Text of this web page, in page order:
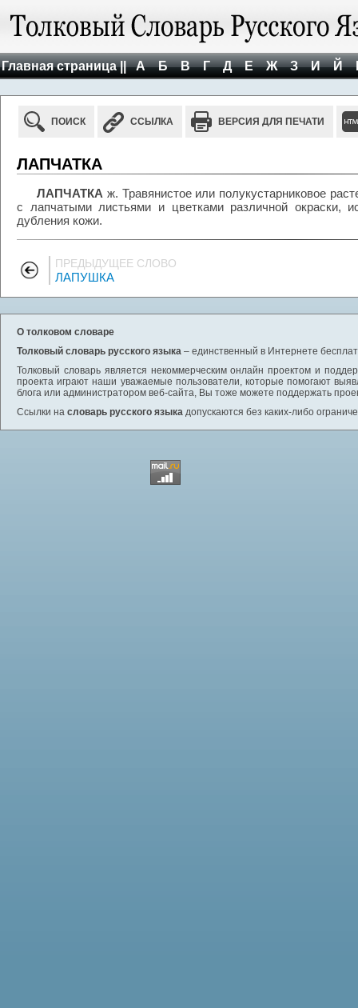
Главная страница || А Б В Г Д Е Ж З И Й
ПОИСК ССЫЛКА ВЕРСИЯ ДЛЯ ПЕЧАТИ
ЛАПЧАТКА
ЛАПЧАТКА ж. Травянистое или полукустарниковое
с лапчатыми листьями и цветками различной окраски,
дубления кожи.
ПРЕДЫДУЩЕЕ СЛОВО
ЛАПУШКА
О толковом словаре
Толковый словарь русского языка – единственный в Интернете
Толковый словарь является некоммерческим онлайн проектом и
проекта играют наши уважаемые пользователи, которые помогают
блога или администратором веб-сайта, Вы тоже можете поддержать
Ссылки на словарь русского языка допускаются без каких-либо